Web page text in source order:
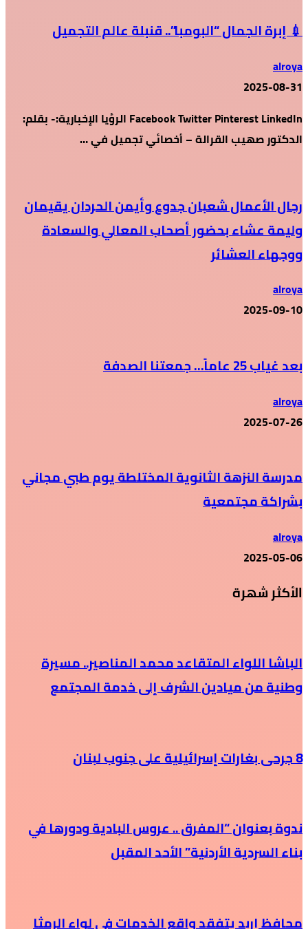
💉 إبرة الجمال “البومبا”.. قنبلة عالم التجميل
alroya
2025-08-31
Facebook Twitter Pinterest LinkedIn الرؤيا الإخبارية:- بقلم:
الدكتور صهيب القرالة – أخصائي تجميل في …
رجال الأعمال شعبان جدوع وأيمن الحردان يقيمان
وليمة عشاء بحضور أصحاب المعالي والسعادة
ووجهاء العشائر
alroya
2025-09-10
بعد غياب 25 عاماً… جمعتنا الصدفة
alroya
2025-07-26
مدرسة النزهة الثانوية المختلطة يوم طبي مجاني
بشراكة مجتمعية
alroya
2025-05-06
الأكثر شهرة
الباشا اللواء المتقاعد محمد المناصير.. مسيرة
وطنية من ميادين الشرف إلى خدمة المجتمع
8 جرحى بغارات إسرائيلية على جنوب لبنان
ندوة بعنوان “المفرق .. عروس البادية ودورها في
بناء السردية الأردنية” الأحد المقبل
محافظ إربد يتفقد واقع الخدمات في لواء الرمثا